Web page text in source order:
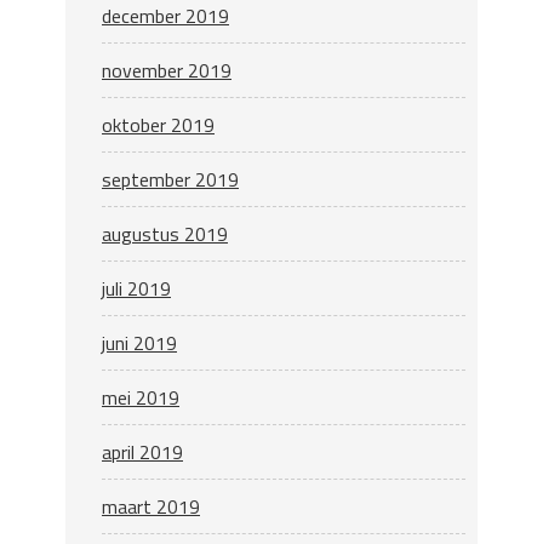
december 2019
november 2019
oktober 2019
september 2019
augustus 2019
juli 2019
juni 2019
mei 2019
april 2019
maart 2019